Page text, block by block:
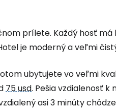
prílete. Každý hosť má
je moderný a veľmi
ubytujete vo veľmi
75 usd. Pešia vzdialenosť k
asi 3 minúty
do